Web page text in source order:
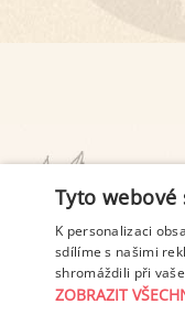
Tyto
K personalizaci
sdílíme s našimi
shromáždili při
ZOBRAZIT